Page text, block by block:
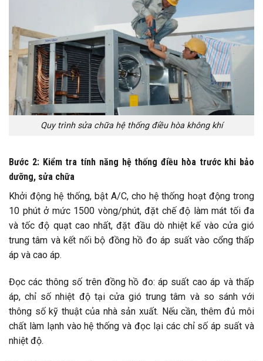
Quy trình sửa chữa hệ thống điều hòa không khí
Bước 2: Kiểm tra tính năng hệ thống điều hòa trước khi bảo
dưỡng, sửa chữa
Khởi động hệ thống, bật A/C, cho hệ thống hoạt động trong
10 phút ở mức 1500 vòng/phút, đặt chế độ làm mát tối đa
và tốc độ quạt cao nhất, đặt đầu dò nhiệt kế vào cửa gió
trung tâm và kết nối bộ đồng hồ đo áp suất vào cổng thấp
áp và cao áp.
Đọc các thông số trên đồng hồ đo: áp suất cao áp và thấp
áp, chỉ số nhiệt độ tại cửa gió trung tâm và so sánh với
thông số kỹ thuật của nhà sản xuất. Nếu cần, thêm đủ môi
chất làm lạnh vào hệ thống và đọc lại các chỉ số áp suất và
nhiệt độ.